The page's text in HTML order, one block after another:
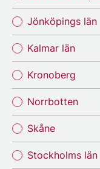
Jönköpings län
Kalmar län
Kronoberg
Norrbotten
Skåne
Stockholms län